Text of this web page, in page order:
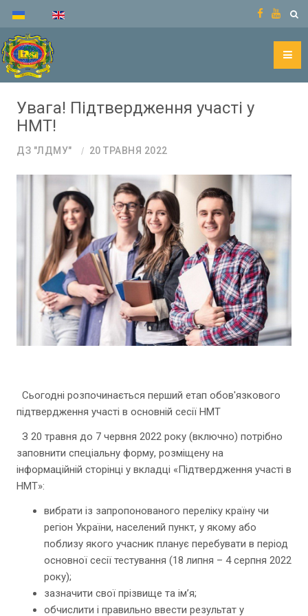
Увага! Підтвердження участі у
НМТ!
ДЗ "ЛДМУ" 20 ТРАВНЯ 2022
Сьогодні розпочинається перший етап обов'язкового
підтвердження участі в основній сесії НМТ
З 20 травня до 7 червня 2022 року (включно) потрібно
заповнити спеціальну форму, розміщену на
інформаційній сторінці у вкладці «Підтвердження участі в
НМТ»:
вибрати із запропонованого переліку країну чи
регіон України, населений пункт, у якому або
поблизу якого учасник планує перебувати в період
основної сесії тестування (18 липня – 4 серпня 2022
року);
зазначити свої прізвище та ім’я;
обчислити і правильно ввести результат у